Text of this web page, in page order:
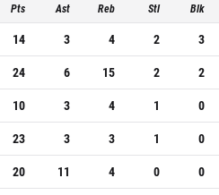
Pts Ast Reb Stl Blk
14 3 4 2
3
24 6 15 2
2
10 3 4 1
0
23 3 3 1
0
20 11 4 0
0